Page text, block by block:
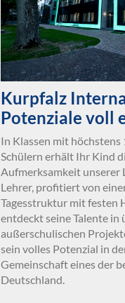
Kurpfalz
Potenziale voll
In Klassen mit höchstens
Schülern erhält Ihr Kind
Aufmerksamkeit unserer
Lehrer, profitiert von
Tagesstruktur mit festen
entdeckt seine Talente in
außerschulischen
sein volles Potenzial in
Gemeinschaft eines der
Deutschland.